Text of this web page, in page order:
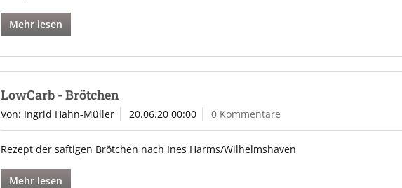
Mehr lesen
LowCarb - Brötchen
Von: Ingrid Hahn-Müller 20.06.20 00:00 0 Kommentare
Rezept der saftigen Brötchen nach Ines Harms/Wilhelmshaven
Mehr lesen